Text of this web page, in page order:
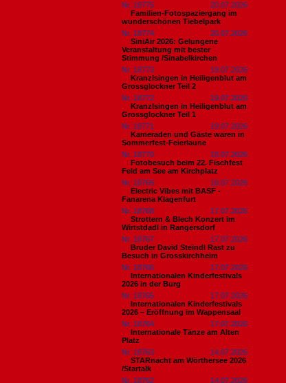
Nr. 18775
20.07.2026
Familien-Fotospaziergang im
wunderschönen Tiebelpark
Nr. 18774
20.07.2026
SiniAir 2026: Gelungene
Veranstaltung mit bester
Stimmung /Sinabelkirchen
Nr. 18773
19.07.2026
Kranzlsingen in Heiligenblut am
Grossglockner Teil 2
Nr. 18772
19.07.2026
Kranzlsingen in Heiligenblut am
Grossglockner Teil 1
Nr. 18771
19.07.2026
Kameraden und Gäste waren in
Sommerfest-Feierlaune
Nr. 18770
18.07.2026
Fotobesuch beim 22. Fischfest
Feld am See am Kirchplatz
Nr. 18769
18.07.2026
Electric Vibes mit BASF -
Fanarena Klagenfurt
Nr. 18768
17.07.2026
Strottern & Blech Konzert im
Wirtstdadl in Rangersdorf
Nr. 18767
17.07.2026
Bruder David Steindl Rast zu
Besuch in Grosskirchheim
Nr. 18766
17.07.2026
Internationalen Kinderfestivals
2026 in der Burg
Nr. 18765
17.07.2026
Internationalen Kinderfestivals
2026 – Eröffnung im Wappensaal
Nr. 18764
17.07.2026
Internationale Tänze am Alten
Platz
Nr. 18763
14.07.2026
STARnacht am Wörthersee 2026
/Startalk
Nr. 18762
14.07.2026